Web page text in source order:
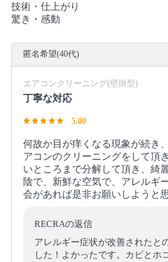
技術・仕上がり
驚き・感動
匿名希望(40代)
エアコンクリーニング(壁掛型)
丁寧な対応
5.00
何故か目が痒くなる現象が続き
アコンのクリーニングをして頂
いところまで分解して頂き、綺
陰で、新鮮な空気で、アレルギ
会があれば是非お願いしようと
RECRAの返信
アレルギー症状が改善されたと
した！よかったです。カビとホ